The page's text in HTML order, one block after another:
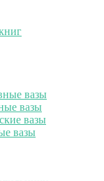
вазы
вазы
вазы
вазы